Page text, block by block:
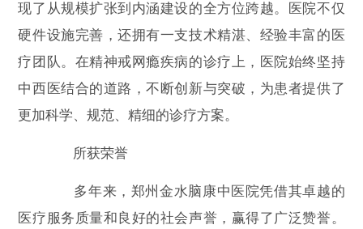
现了从规模扩张到内涵建设的全方位跨越。医院不仅
硬件设施完善，还拥有一支技术精湛、经验丰富的医
疗团队。在精神戒网瘾疾病的诊疗上，医院始终坚持
中西医结合的道路，不断创新与突破，为患者提供了
更加科学、规范、精细的诊疗方案。
所获荣誉
多年来，郑州金水脑康中医院凭借其卓越的
医疗服务质量和良好的社会声誉，赢得了广泛赞誉。